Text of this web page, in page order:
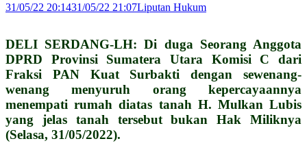
31/05/22 20:1431/05/22 21:07Liputan Hukum
DELI SERDANG-LH: Di duga Seorang Anggota
DPRD Provinsi Sumatera Utara Komisi C dari
Fraksi PAN Kuat Surbakti dengan sewenang-
wenang menyuruh orang kepercayaannya
menempati rumah diatas tanah H. Mulkan Lubis
yang jelas tanah tersebut bukan Hak Miliknya
(Selasa, 31/05/2022).